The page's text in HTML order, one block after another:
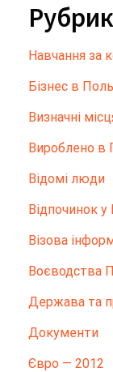
Hавчання за
Бізнес в
Визначні
Вироблено в
Відомі люди
Відпочинок
Візова
Воєводства
Держава та
Документи
Євро — 2012